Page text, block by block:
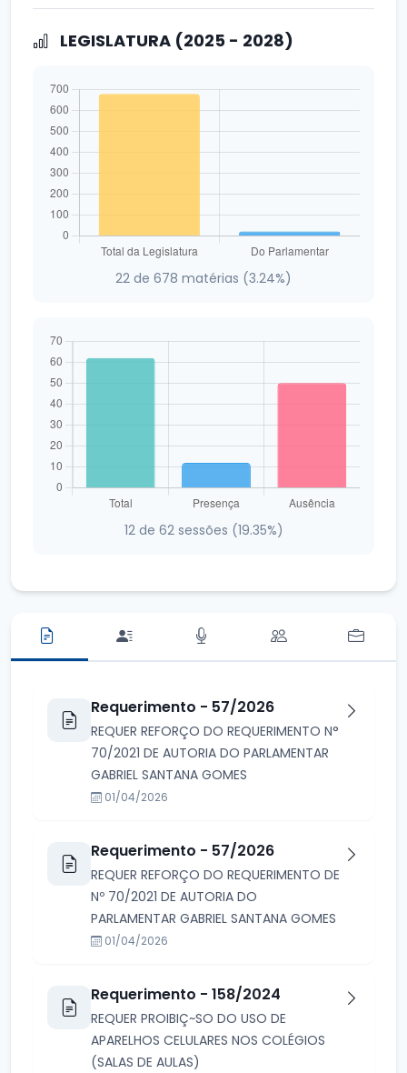
LEGISLATURA (2025 - 2028)
22 de 678 matérias (3.24%)
12 de 62 sessões (19.35%)
Requerimento - 57/2026
REQUER REFORÇO DO REQUERIMENTO N°
70/2021 DE AUTORIA DO PARLAMENTAR
GABRIEL SANTANA GOMES
01/04/2026
Requerimento - 57/2026
REQUER REFORÇO DO REQUERIMENTO DE
Nº 70/2021 DE AUTORIA DO
PARLAMENTAR GABRIEL SANTANA GOMES
01/04/2026
Requerimento - 158/2024
REQUER PROIBIÇ~SO DO USO DE
APARELHOS CELULARES NOS COLÉGIOS
(SALAS DE AULAS)